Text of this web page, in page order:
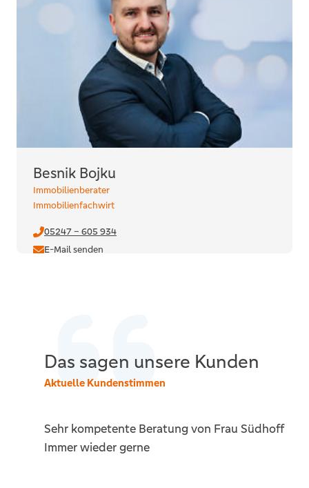
Besnik Bojku
Immobilienberater
Immobilienfachwirt
05247 – 605 934
E-Mail senden
Das sagen unsere Kunden
Aktuelle Kundenstimmen
Sehr kompetente Beratung von Frau Südhoff
Immer wieder gerne